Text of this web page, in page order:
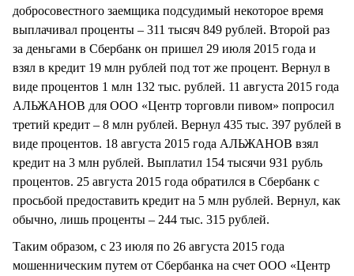
добросовестного заемщика подсудимый некоторое время
выплачивал проценты – 311 тысяч 849 рублей. Второй раз
за деньгами в Сбербанк он пришел 29 июля 2015 года и
взял в кредит 19 млн рублей под тот же процент. Вернул в
виде процентов 1 млн 132 тыс. рублей. 11 августа 2015 года
АЛЬЖАНОВ для ООО «Центр торговли пивом» попросил
третий кредит – 8 млн рублей. Вернул 435 тыс. 397 рублей в
виде процентов. 18 августа 2015 года АЛЬЖАНОВ взял
кредит на 3 млн рублей. Выплатил 154 тысячи 931 рубль
процентов. 25 августа 2015 года обратился в Сбербанк с
просьбой предоставить кредит на 5 млн рублей. Вернул, как
обычно, лишь проценты – 244 тыс. 315 рублей.
Таким образом, с 23 июля по 26 августа 2015 года
мошенническим путем от Сбербанка на счет ООО «Центр